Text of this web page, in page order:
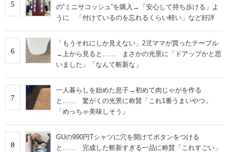
5
の“ミニサコッシュ”を購入→「安心して持ち歩ける」よ
うに 「付けているのを忘れるくらい軽い」など好評
6
「もうそれにしか見えない」2児ママが買ったテーブル
→上から見ると…… まさかの光景に「ドアップかと思
いました」「なんて斬新な」
7
一人暮らしを始めた息子→初めて肉じゃがを作る
と…… 驚がくの光景に称賛「これ1番うまいやつ」
「めっちゃ美味しそう」
8
GUの990円Tシャツに穴を開けてボタンをつける
と…… 完成した斬新すぎる一品に称賛「これすごい」